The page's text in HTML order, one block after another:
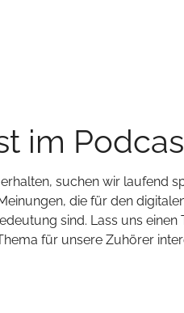
im
suchen wir laufend
die für den
sind. Lass uns einen
für unsere Zuhörer